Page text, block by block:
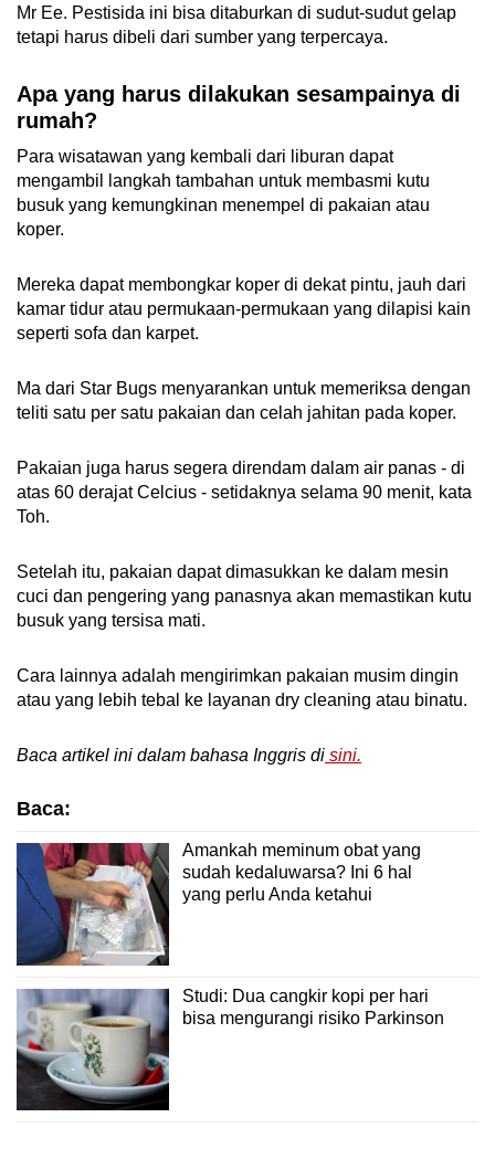
Mr Ee. Pestisida ini bisa ditaburkan di sudut-sudut gelap
tetapi harus dibeli dari sumber yang terpercaya.
Apa yang harus dilakukan sesampainya di
rumah?
Para wisatawan yang kembali dari liburan dapat
mengambil langkah tambahan untuk membasmi kutu
busuk yang kemungkinan menempel di pakaian atau
koper.
Mereka dapat membongkar koper di dekat pintu, jauh dari
kamar tidur atau permukaan-permukaan yang dilapisi kain
seperti sofa dan karpet.
Ma dari Star Bugs menyarankan untuk memeriksa dengan
teliti satu per satu pakaian dan celah jahitan pada koper.
Pakaian juga harus segera direndam dalam air panas - di
atas 60 derajat Celcius - setidaknya selama 90 menit, kata
Toh.
Setelah itu, pakaian dapat dimasukkan ke dalam mesin
cuci dan pengering yang panasnya akan memastikan kutu
busuk yang tersisa mati.
Cara lainnya adalah mengirimkan pakaian musim dingin
atau yang lebih tebal ke layanan dry cleaning atau binatu.
Baca artikel ini dalam bahasa Inggris di sini.
Baca:
Amankah meminum obat yang
sudah kedaluwarsa? Ini 6 hal
yang perlu Anda ketahui
Studi: Dua cangkir kopi per hari
bisa mengurangi risiko Parkinson